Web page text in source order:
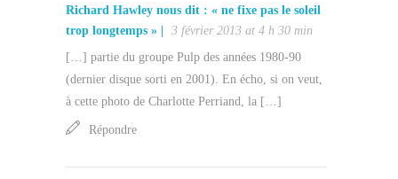
Richard Hawley nous dit : « ne fixe pas le soleil
trop longtemps » |
3 février 2013 at 4 h 30 min
[…] partie du groupe Pulp des années 1980-90
(dernier disque sorti en 2001). En écho, si on veut,
à cette photo de Charlotte Perriand, la […]
Répondre